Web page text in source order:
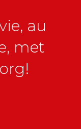
au
met